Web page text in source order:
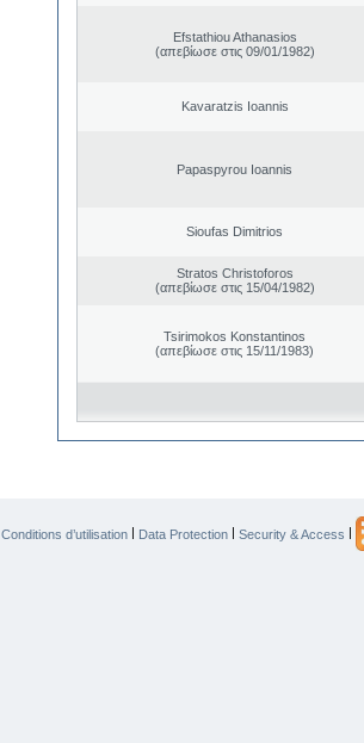
Efstathiou Athanasios
(απεβίωσε στις 09/01/1982)
Kavaratzis Ioannis
Papaspyrou Ioannis
Sioufas Dimitrios
Stratos Christoforos
(απεβίωσε στις 15/04/1982)
Tsirimokos Konstantinos
(απεβίωσε στις 15/11/1983)
Conditions d’utilisation | Data Protection | Security & Access |